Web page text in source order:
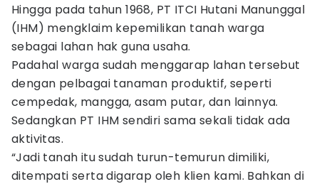
Hingga pada tahun 1968, PT ITCI Hutani Manunggal
(IHM) mengklaim kepemilikan tanah warga
sebagai lahan hak guna usaha.
Padahal warga sudah menggarap lahan tersebut
dengan pelbagai tanaman produktif, seperti
cempedak, mangga, asam putar, dan lainnya.
Sedangkan PT IHM sendiri sama sekali tidak ada
aktivitas.
“Jadi tanah itu sudah turun-temurun dimiliki,
ditempati serta digarap oleh klien kami. Bahkan di